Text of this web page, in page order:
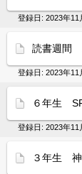
登録日: 2023年11
読書週間
登録日: 2023年11
６年生
登録日: 2023年11
３年生 神